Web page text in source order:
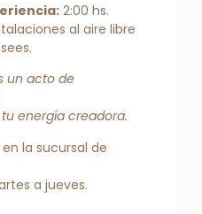
2:00 hs.
al aire libre
un acto de
energía creadora.
la sucursal de
a jueves.